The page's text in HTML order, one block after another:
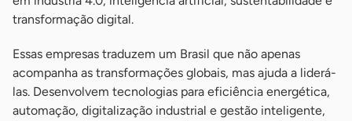
transformação digital.
Essas empresas traduzem um Brasil que não apenas
acompanha as transformações globais, mas ajuda a liderá-
las. Desenvolvem tecnologias para eficiência energética,
automação, digitalização industrial e gestão inteligente,